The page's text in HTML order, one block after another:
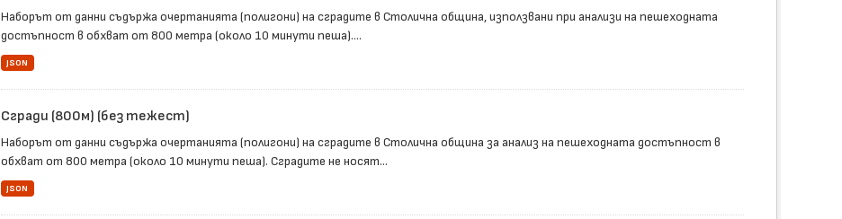
Наборът от данни съдържа очертанията (полигони) на сградите в Столична община, използвани при анализи на пешеходната
достъпност в обхват от 800 метра (около 10 минути пеша)....
JSON
Сгради (800м) (без тежест)
Наборът от данни съдържа очертанията (полигони) на сградите в Столична община за анализ на пешеходната достъпност в
обхват от 800 метра (около 10 минути пеша). Сградите не носят...
JSON